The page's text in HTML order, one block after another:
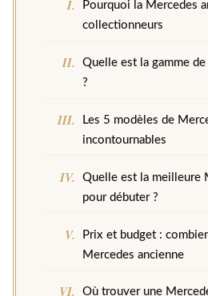
Pourquoi la Mercedes
collectionneurs
Quelle est la gamme
?
Les 5 modèles de
incontournables
Quelle est la meilleure
pour débuter ?
Prix et budget :
Mercedes ancienne
Où trouver une